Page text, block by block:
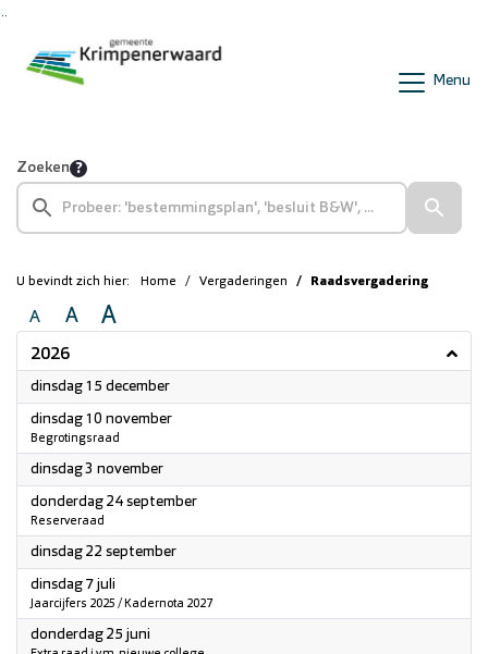
Menu
Zoeken
U bevindt zich hier: Home Vergaderingen Raadsvergadering
A A A
2026
dinsdag 15 december2026
dinsdag 10 november2026
Begrotingsraad
dinsdag 3 november2026
donderdag 24 september2026
Reserveraad
dinsdag 22 september2026
dinsdag 7 juli
Jaarcijfers 2025 / Kadernota 2027
donderdag 25 juni